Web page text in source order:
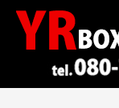
コンセプト